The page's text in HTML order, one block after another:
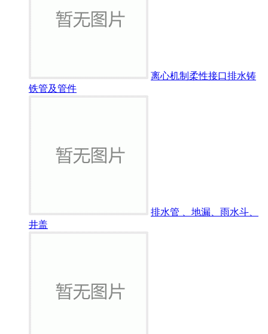
离心机制柔性接口排水铸
铁管及管件
排水管 、地漏、雨水斗、
井盖